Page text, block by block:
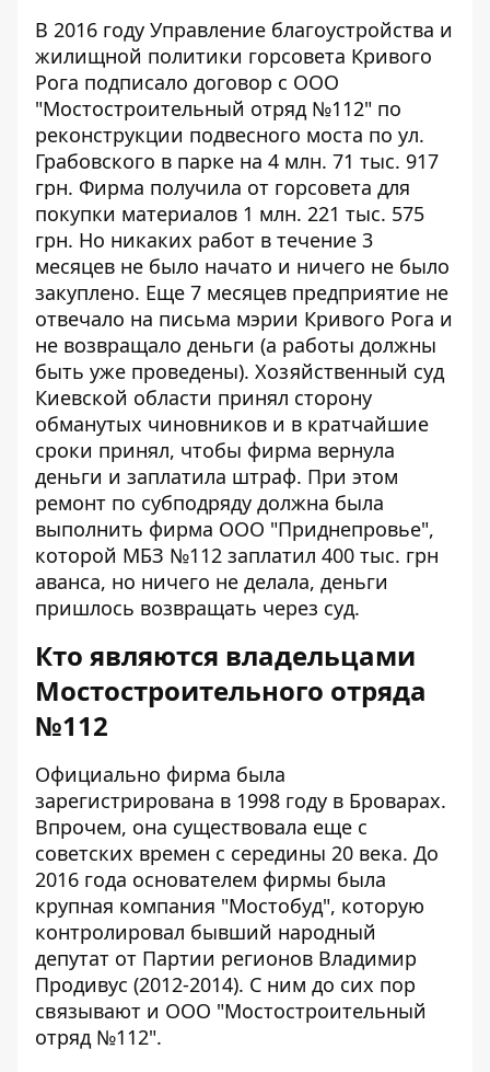
В 2016 году Управление благоустройства и
жилищной политики горсовета Кривого
Рога подписало договор с ООО
"Мостостроительный отряд №112" по
реконструкции подвесного моста по ул.
Грабовского в парке на 4 млн. 71 тыс. 917
грн. Фирма получила от горсовета для
покупки материалов 1 млн. 221 тыс. 575
грн. Но никаких работ в течение 3
месяцев не было начато и ничего не было
закуплено. Еще 7 месяцев предприятие не
отвечало на письма мэрии Кривого Рога и
не возвращало деньги (а работы должны
быть уже проведены). Хозяйственный суд
Киевской области принял сторону
обманутых чиновников и в кратчайшие
сроки принял, чтобы фирма вернула
деньги и заплатила штраф. При этом
ремонт по субподряду должна была
выполнить фирма ООО "Приднепровье",
которой МБЗ №112 заплатил 400 тыс. грн
аванса, но ничего не делала, деньги
пришлось возвращать через суд.
Кто являются владельцами
Мостостроительного отряда
№112
Официально фирма была
зарегистрирована в 1998 году в Броварах.
Впрочем, она существовала еще с
советских времен с середины 20 века. До
2016 года основателем фирмы была
крупная компания "Мостобуд", которую
контролировал бывший народный
депутат от Партии регионов Владимир
Продивус (2012-2014). С ним до сих пор
связывают и ООО "Мостостроительный
отряд №112".